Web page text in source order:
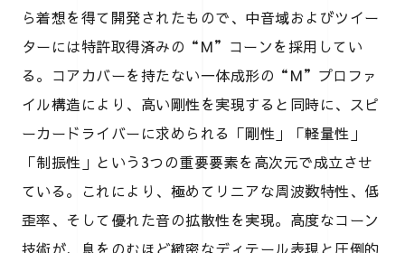
ら着想を得て開発されたもので、中音域およびツイー
ターには特許取得済みの“M”コーンを採用してい
る。コアカバーを持たない一体成形の“M”プロファ
イル構造により、高い剛性を実現すると同時に、スピ
ーカードライバーに求められる「剛性」「軽量性」
「制振性」という3つの重要要素を高次元で成立させ
ている。これにより、極めてリニアな周波数特性、低
歪率、そして優れた音の拡散性を実現。高度なコーン
技術が、息をのむほど緻密なディテール表現と圧倒的